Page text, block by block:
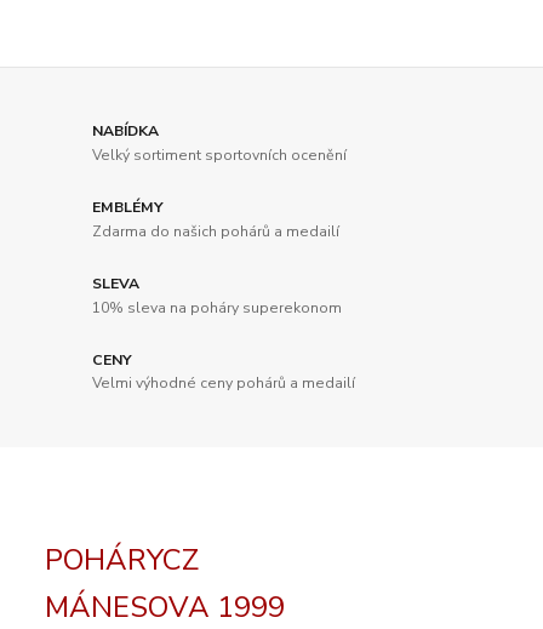
NABÍDKA
Velký sortiment sportovních ocenění
EMBLÉMY
Zdarma do našich pohárů a medailí
SLEVA
10% sleva na poháry superekonom
CENY
Velmi výhodné ceny pohárů a medailí
POHÁRYCZ
MÁNESOVA 1999